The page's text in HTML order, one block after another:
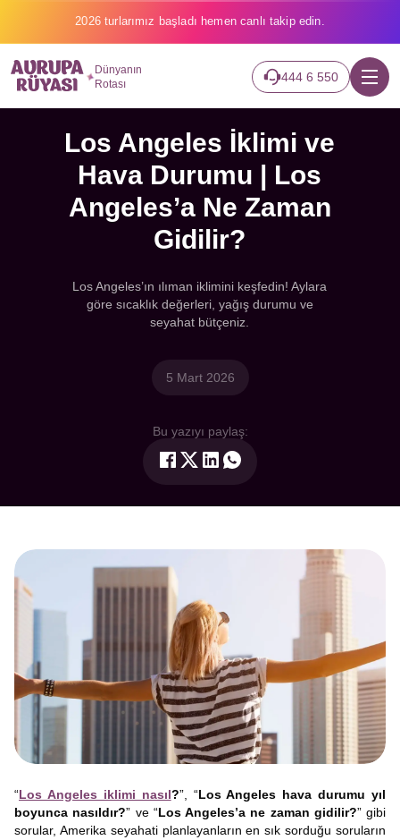
2026 turlarımız başladı hemen canlı takip edin.
Dünyanın
Rotası
444 6 550
Los Angeles İklimi ve
Hava Durumu | Los
Angeles’a Ne Zaman
Gidilir?
Los Angeles’ın ılıman iklimini keşfedin! Aylara
göre sıcaklık değerleri, yağış durumu ve
seyahat bütçeniz.
5 Mart 2026
Bu yazıyı paylaş:
“Los Angeles iklimi nasıl?”, “Los Angeles hava durumu yıl
boyunca nasıldır?” ve “Los Angeles’a ne zaman gidilir?” gibi
sorular, Amerika seyahati planlayanların en sık sorduğu soruların